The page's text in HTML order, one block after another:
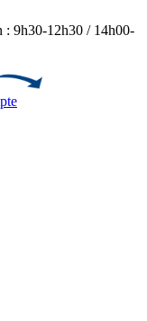
: 9h30-12h30 / 14h00-